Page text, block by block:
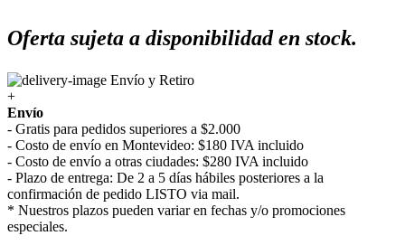
Oferta sujeta a disponibilidad en stock.
Envío y Retiro
+
Envío
- Gratis para pedidos superiores a $2.000
- Costo de envío en Montevideo: $180 IVA incluido
- Costo de envío a otras ciudades: $280 IVA incluido
- Plazo de entrega: De 2 a 5 días hábiles posteriores a la
confirmación de pedido LISTO via mail.
* Nuestros plazos pueden variar en fechas y/o promociones
especiales.